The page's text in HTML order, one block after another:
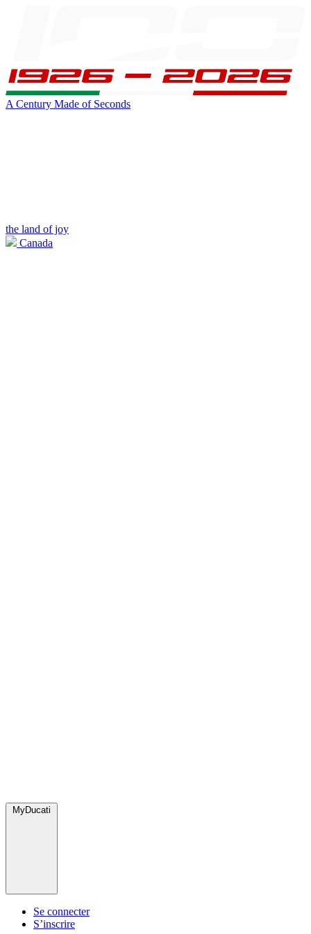
A Century Made of Seconds
the land of joy
Canada
MyDucati
Se connecter
S’inscrire